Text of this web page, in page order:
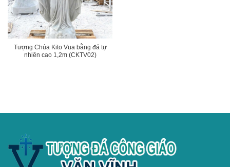
Tượng Chúa Kito Vua bằng đá tự
nhiên cao 1,2m (CKTV02)